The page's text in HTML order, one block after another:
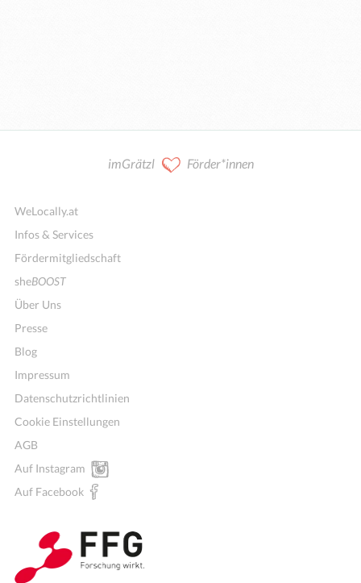
imGrätzl Förder*innen
WeLocally.at
Infos & Services
Fördermitgliedschaft
sheBOOST
Über Uns
Presse
Blog
Impressum
Datenschutzrichtlinien
Cookie Einstellungen
AGB
Auf Instagram
Auf Facebook